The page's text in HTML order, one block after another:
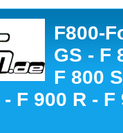
F800-
GS - F
F 800
F 900 R - F